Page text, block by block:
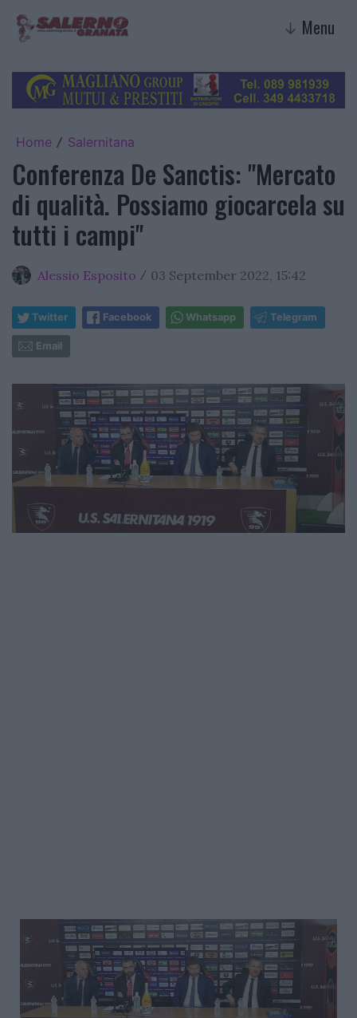
↓ Menu
Home / Salernitana
Conferenza De Sanctis: "Mercato
di qualità. Possiamo giocarcela su
tutti i campi"
Alessio Esposito / 03 September 2022, 15:42
Twitter Facebook Whatsapp Telegram
Email